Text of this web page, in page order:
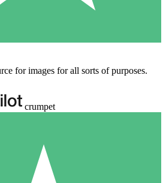
for images for all sorts of purposes.
crumpet